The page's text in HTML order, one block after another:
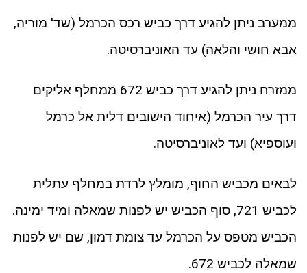
ממערב ניתן להגיע דרך כביש רכס הכרמל (שד' מוריה,
אבא חושי והלאה) עד האוניברסיטה.
ממזרח ניתן להגיע דרך כביש 672 ממחלף אליקים
דרך עיר הכרמל (איחוד הישובים דלית אל כרמל
ועוספיא) ועד לאוניברסיטה.
לבאים מכביש החוף, מומלץ לרדת במחלף עתלית
לכביש 721, סוף הכביש יש לפנות שמאלה ומיד ימינה.
הכביש מטפס על הכרמל עד צומת דמון, שם יש לפנות
שמאלה לכביש 672.